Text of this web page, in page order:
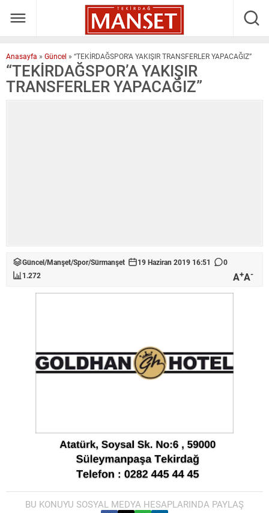
Anasayfa » Güncel » “TEKİRDAĞSPOR’A YAKIŞIR TRANSFERLER YAPACAĞIZ”
“TEKİRDAĞSPOR’A YAKIŞIR
TRANSFERLER YAPACAĞIZ”
Güncel/Manşet/Spor/Sürmanşet 19 Haziran 2019 16:51
0
1.272
A+A-
BU KONUYU SOSYAL MEDYA HESAPLARINDA PAYLAŞ